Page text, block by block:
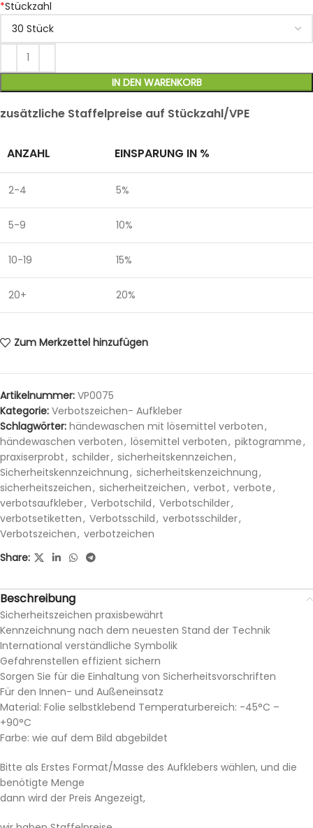
*Stückzahl
IN DEN WARENKORB
zusätzliche Staffelpreise auf Stückzahl/VPE
ANZAHL EINSPARUNG IN %
2-4 5%
5-9 10%
10-19 15%
20+ 20%
Zum Merkzettel hinzufügen
Artikelnummer: VP0075
Kategorie: Verbotszeichen- Aufkleber
Schlagwörter: händewaschen mit lösemittel verboten,
händewaschen verboten, lösemittel verboten, piktogramme,
praxiserprobt, schilder, sicherheitskennzeichen,
Sicherheitskennzeichnung, sicherheitskenzeichnung,
sicherheitszeichen, sicherheitzeichen, verbot, verbote,
verbotsaufkleber, Verbotschild, Verbotschilder,
verbotsetiketten, Verbotsschild, verbotsschilder,
Verbotszeichen, verbotzeichen
Share:
Beschreibung
Sicherheitszeichen praxisbewährt
Kennzeichnung nach dem neuesten Stand der Technik
International verständliche Symbolik
Gefahrenstellen effizient sichern
Sorgen Sie für die Einhaltung von Sicherheitsvorschriften
Für den Innen- und Außeneinsatz
Material: Folie selbstklebend Temperaturbereich: -45°C –
+90°C
Farbe: wie auf dem Bild abgebildet
Bitte als Erstes Format/Masse des Aufklebers wählen, und die
benötigte Menge
dann wird der Preis Angezeigt,